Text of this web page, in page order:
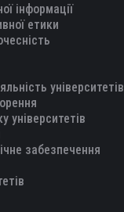
інформації
етики
університетів
університетів
забезпечення